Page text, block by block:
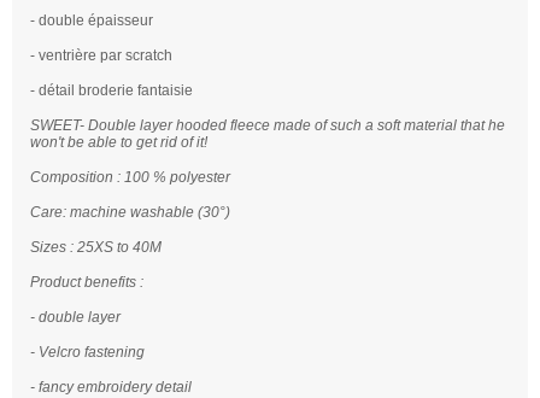
- double épaisseur
- ventrière par scratch
- détail broderie fantaisie
SWEET- Double layer hooded fleece made of such a soft material that he
won't be able to get rid of it!
Composition : 100 % polyester
Care: machine washable (30°)
Sizes : 25XS to 40M
Product benefits :
- double layer
- Velcro fastening
- fancy embroidery detail